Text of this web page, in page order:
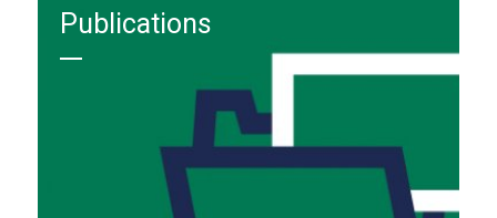
Publications